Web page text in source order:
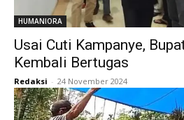
HUMANIORA
Usai Cuti Kampanye,
Kembali Bertugas
Redaksi - 24 November 2024